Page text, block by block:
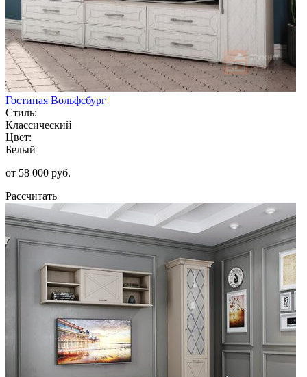
Гостиная Вольфсбург
Стиль:
Классический
Цвет:
Белый
от 58 000 руб.
Рассчитать